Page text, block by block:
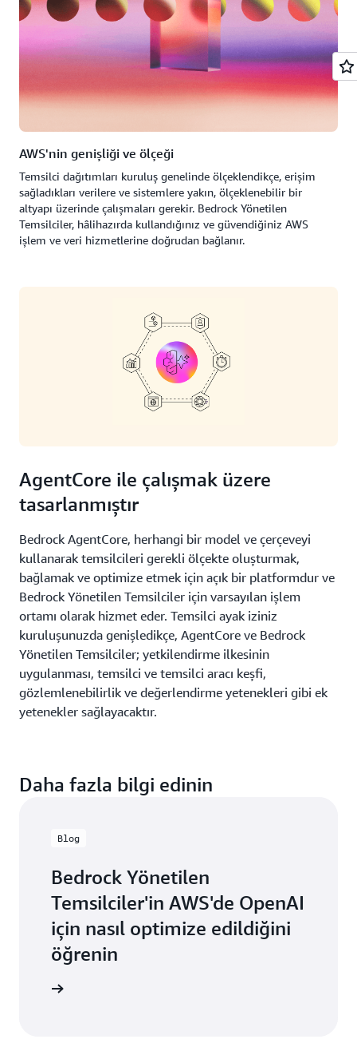
AWS'nin genişliği ve ölçeği
Temsilci dağıtımları kuruluş genelinde ölçeklendikçe, erişim
sağladıkları verilere ve sistemlere yakın, ölçeklenebilir bir
altyapı üzerinde çalışmaları gerekir. Bedrock Yönetilen
Temsilciler, hâlihazırda kullandığınız ve güvendiğiniz AWS
işlem ve veri hizmetlerine doğrudan bağlanır.
AgentCore ile çalışmak üzere
tasarlanmıştır
Bedrock AgentCore, herhangi bir model ve çerçeveyi
kullanarak temsilcileri gerekli ölçekte oluşturmak,
bağlamak ve optimize etmek için açık bir platformdur ve
Bedrock Yönetilen Temsilciler için varsayılan işlem
ortamı olarak hizmet eder. Temsilci ayak iziniz
kuruluşunuzda genişledikçe, AgentCore ve Bedrock
Yönetilen Temsilciler; yetkilendirme ilkesinin
uygulanması, temsilci ve temsilci aracı keşfi,
gözlemlenebilirlik ve değerlendirme yetenekleri gibi ek
yetenekler sağlayacaktır.
Daha fazla bilgi edinin
Blog
Bedrock Yönetilen
Temsilciler'in AWS'de OpenAI
için nasıl optimize edildiğini
öğrenin